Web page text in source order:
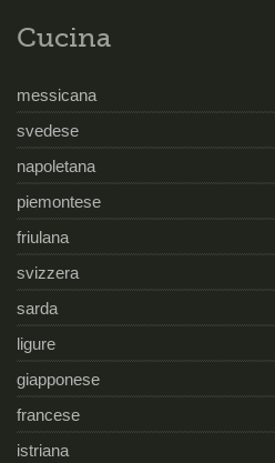
Cucina
messicana
svedese
napoletana
piemontese
friulana
svizzera
sarda
ligure
giapponese
francese
istriana